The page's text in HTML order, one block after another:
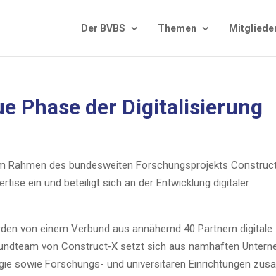
Der BVBS The­men
Pha­se der Digi­ta­li­sie­rung
des bun­des­wei­ten For­schungs­pro­jekts
ein und betei­ligt sich an der Ent­wick­lung digi­ta­ler
von einem Ver­bund aus annä­hernd 40 Part­nern digi­ta­le
von Construct‑X setzt sich aus nam­haf­ten
sowie For­schungs- und uni­ver­si­tä­ren Ein­rich­tun­gen